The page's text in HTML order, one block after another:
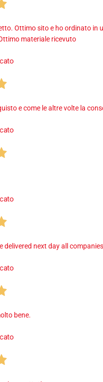
Ottimo sito e ho ordinato in
materiale ricevuto
e come le altre volte la
delivered next day all
bene.